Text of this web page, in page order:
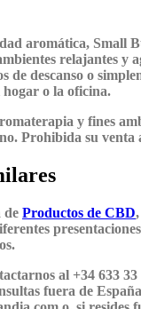
aromática, Small
relajantes y
de descanso o
o la oficina.
y fines
Prohibida su venta
de Productos de CBD
al +34 633
fuera de